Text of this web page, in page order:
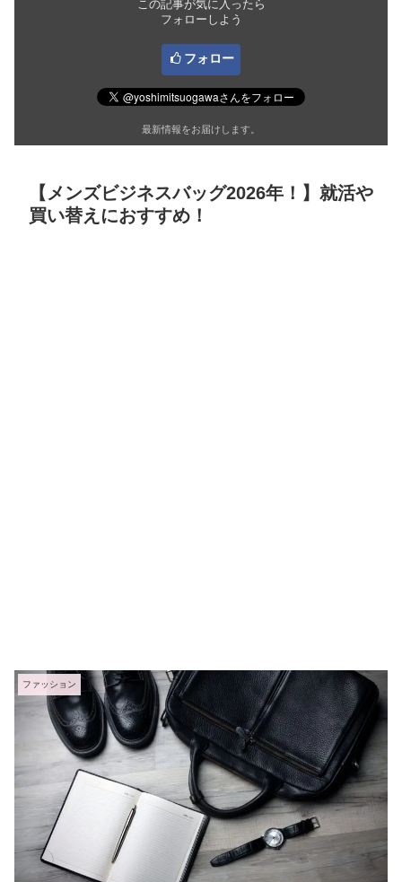
この記事が気に入ったら
フォローしよう
フォロー
最新情報をお届けします。
【メンズビジネスバッグ2026年！】就活や
買い替えにおすすめ！
ファッション